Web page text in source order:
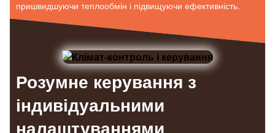
пришвидшуючи теплообмін і підвищуючи ефективність.
Розумне керування з
індивідуальними
налаштуваннями